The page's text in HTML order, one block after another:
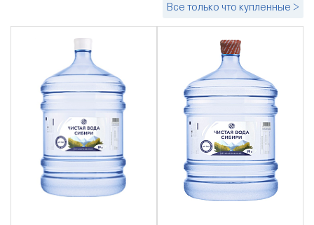
Все только что купленные >